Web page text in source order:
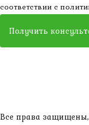
соответствии с
Получить
Все права